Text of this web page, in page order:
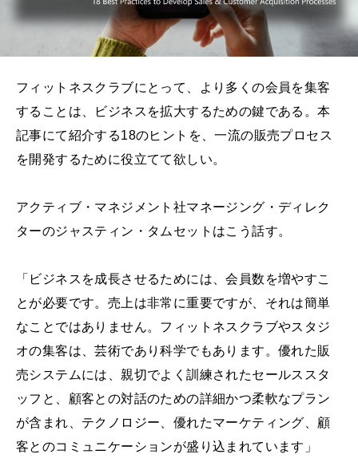
フィットネスクラブにとって、より多くの会員を集客
することは、ビジネスを拡大するための鍵である。本
記事にて紹介する18のヒントを、一流の販売プロセス
を開発するために役立てて欲しい。
アクティブ・マネジメント社マネージング・ディレク
ターのジャスティン・タムセットはこう話す。
「ビジネスを成長させるためには、会員数を増やすこ
とが必要です。売上は非常に重要ですが、それは簡単
なことではありません。フィットネスクラブやスタジ
オの集客は、芸術であり科学でもあります。優れた販
売システムには、親切でよく訓練されたセールススタ
ッフと、顧客との対話のための詳細かつ柔軟なプラン
が含まれ、テクノロジー、優れたマーケティング、顧
客とのコミュニケーションが盛り込まれています」